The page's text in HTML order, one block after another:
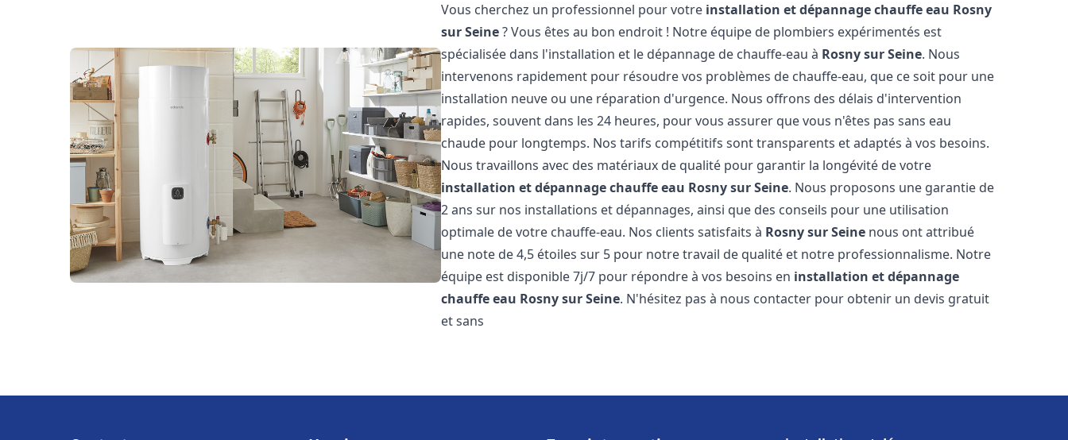
Vous cherchez un professionnel pour votre installation et dépannage chauffe eau Rosny
sur Seine? Vous êtes au bon endroit ! Notre équipe de plombiers expérimentés est
spécialisée dans l'installation et le dépannage de chauffe-eau à Rosny sur Seine. Nous
intervenons rapidement pour résoudre vos problèmes de chauffe-eau, que ce soit pour une
installation neuve ou une réparation d'urgence. Nous offrons des délais d'intervention
rapides, souvent dans les 24 heures, pour vous assurer que vous n'êtes pas sans eau
chaude pour longtemps. Nos tarifs compétitifs sont transparents et adaptés à vos besoins.
Nous travaillons avec des matériaux de qualité pour garantir la longévité de votre
installation et dépannage chauffe eau Rosny sur Seine. Nous proposons une garantie de
2 ans sur nos installations et dépannages, ainsi que des conseils pour une utilisation
optimale de votre chauffe-eau. Nos clients satisfaits à Rosny sur Seine nous ont attribué
une note de 4,5 étoiles sur 5 pour notre travail de qualité et notre professionnalisme. Notre
équipe est disponible 7j/7 pour répondre à vos besoins en installation et dépannage
chauffe eau Rosny sur Seine. N'hésitez pas à nous contacter pour obtenir un devis gratuit
et sans